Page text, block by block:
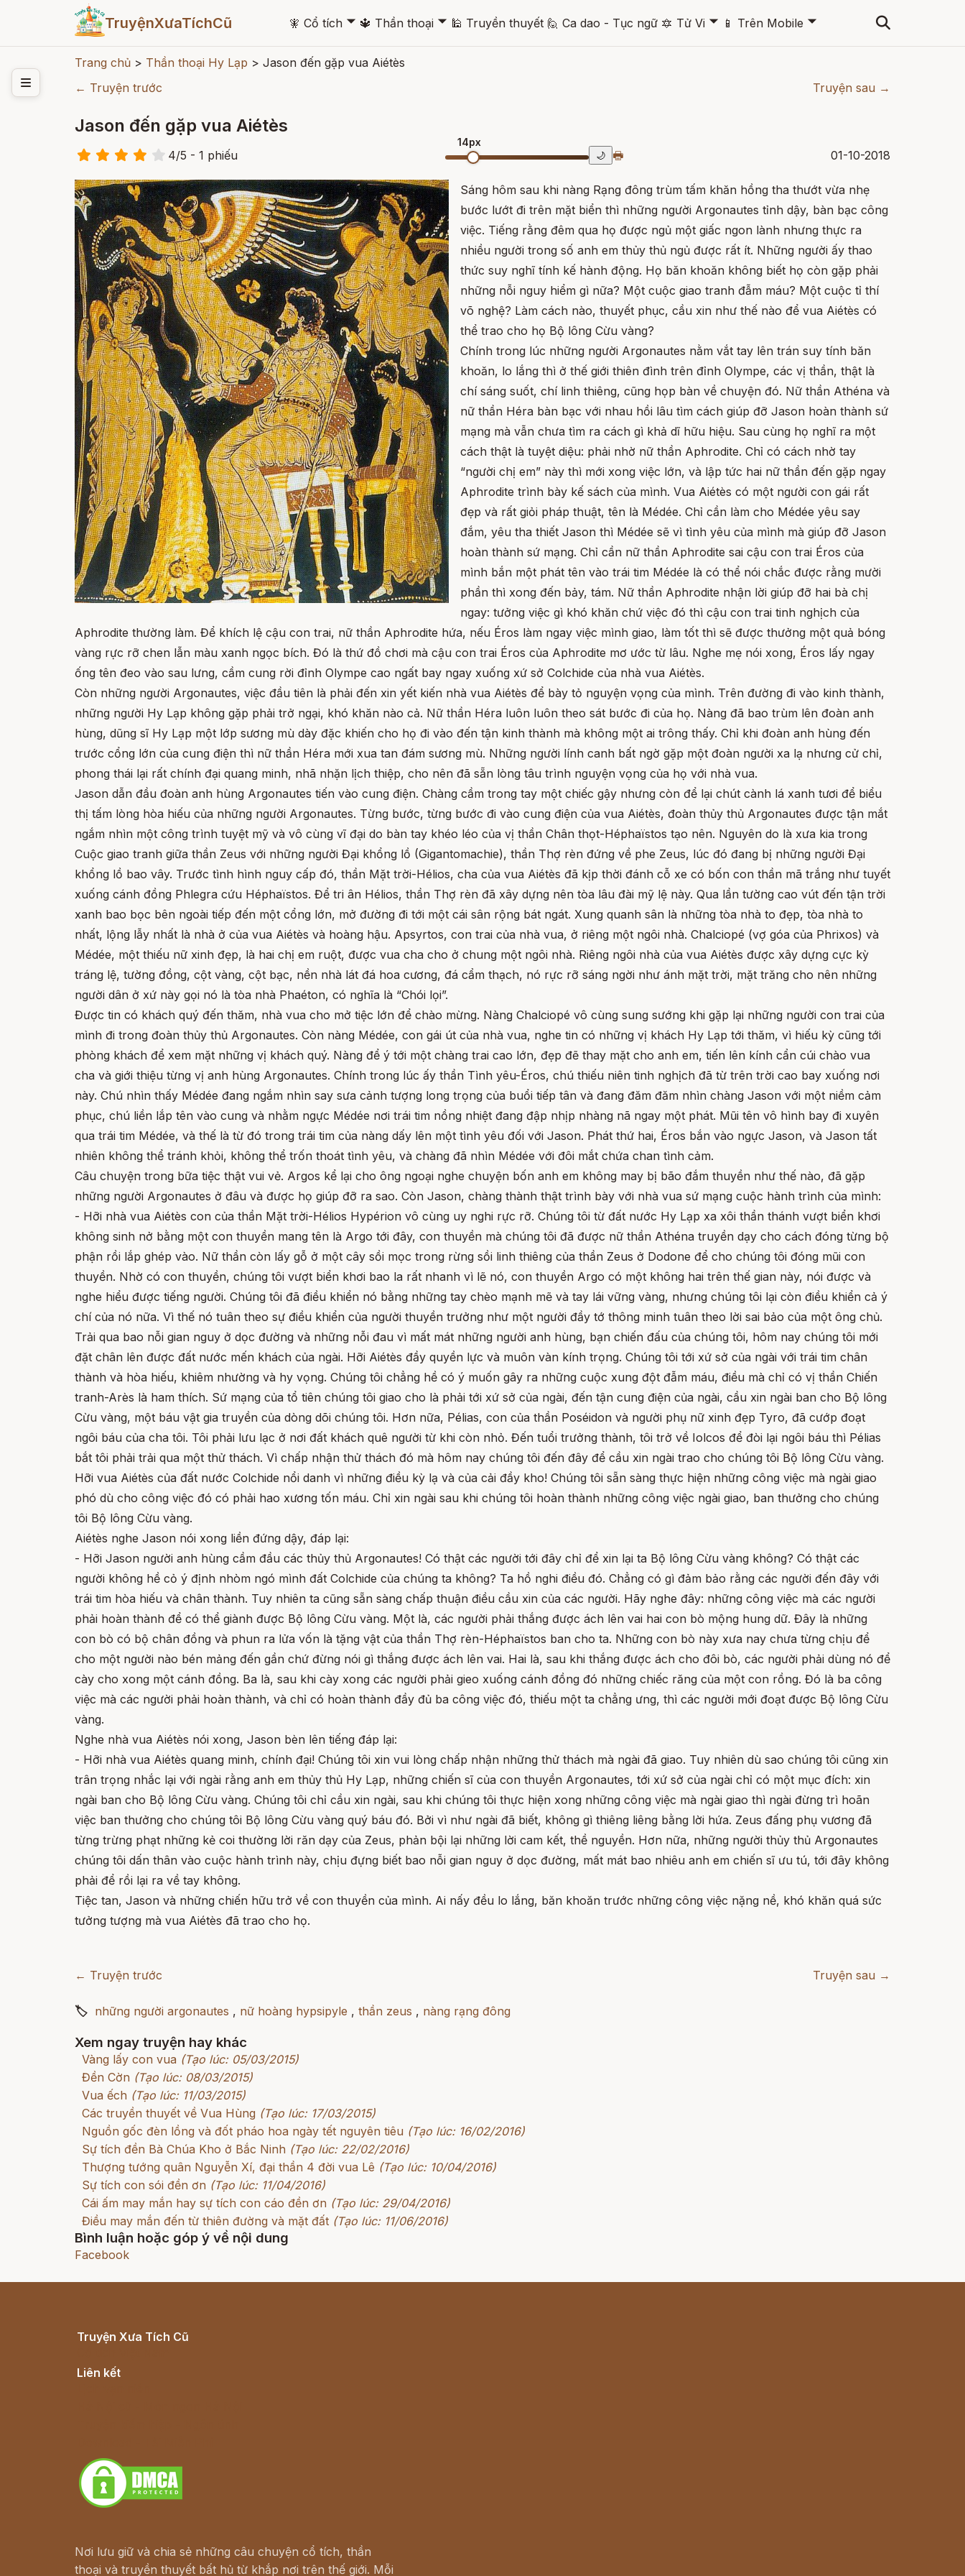
TruyệnXưaTíchCũ 🧚 Cổ tích 🞃 🔱 Thần thoại 🞃 🕌 Truyền thuyết 🙋 Ca dao - Tục ngữ 🔯 Tử Vi 🞃 📱 Trên Mobile 🞃
Trang chủ > Thần thoại Hy Lạp > Jason đến gặp vua Aiétès
← Truyện trước
Truyện sau →
Jason đến gặp vua Aiétès
4/5 - 1 phiếu
14px
🌙 🖶 01-10-2018
Sáng hôm sau khi nàng Rạng đông trùm tấm khăn hồng tha thướt vừa nhẹ
bước lướt đi trên mặt biển thì những người Argonautes tỉnh dậy, bàn bạc công
việc. Tiếng rằng đêm qua họ được ngủ một giấc ngon lành nhưng thực ra
nhiều người trong số anh em thủy thủ ngủ được rất ít. Những người ấy thao
thức suy nghĩ tính kế hành động. Họ băn khoăn không biết họ còn gặp phải
những nỗi nguy hiểm gì nữa? Một cuộc giao tranh đẫm máu? Một cuộc tỉ thí
võ nghệ? Làm cách nào, thuyết phục, cầu xin như thế nào để vua Aiétès có
thể trao cho họ Bộ lông Cừu vàng?
Chính trong lúc những người Argonautes nằm vắt tay lên trán suy tính băn
khoăn, lo lắng thì ở thế giới thiên đình trên đỉnh Olympe, các vị thần, thật là
chí sáng suốt, chí linh thiêng, cũng họp bàn về chuyện đó. Nữ thần Athéna và
nữ thần Héra bàn bạc với nhau hồi lâu tìm cách giúp đỡ Jason hoàn thành sứ
mạng mà vẫn chưa tìm ra cách gì khả dĩ hữu hiệu. Sau cùng họ nghĩ ra một
cách thật là tuyệt diệu: phải nhờ nữ thần Aphrodite. Chỉ có cách nhờ tay
“người chị em” này thì mới xong việc lớn, và lập tức hai nữ thần đến gặp ngay
Aphrodite trình bày kế sách của mình. Vua Aiétès có một người con gái rất
đẹp và rất giỏi pháp thuật, tên là Médée. Chỉ cần làm cho Médée yêu say
đắm, yêu tha thiết Jason thì Médée sẽ vì tình yêu của mình mà giúp đỡ Jason
hoàn thành sứ mạng. Chỉ cần nữ thần Aphrodite sai cậu con trai Éros của
mình bắn một phát tên vào trái tim Médée là có thể nói chắc được rằng mười
phần thì xong đến bảy, tám. Nữ thần Aphrodite nhận lời giúp đỡ hai bà chị
ngay: tưởng việc gì khó khăn chứ việc đó thì cậu con trai tinh nghịch của
Aphrodite thường làm. Để khích lệ cậu con trai, nữ thần Aphrodite hứa, nếu Éros làm ngay việc mình giao, làm tốt thì sẽ được thưởng một quả bóng
vàng rực rỡ chen lẫn màu xanh ngọc bích. Đó là thứ đồ chơi mà cậu con trai Éros của Aphrodite mơ ước từ lâu. Nghe mẹ nói xong, Éros lấy ngay
ống tên đeo vào sau lưng, cầm cung rời đỉnh Olympe cao ngất bay ngay xuống xứ sở Colchide của nhà vua Aiétès.
Còn những người Argonautes, việc đầu tiên là phải đến xin yết kiến nhà vua Aiétès để bày tỏ nguyện vọng của mình. Trên đường đi vào kinh thành,
những người Hy Lạp không gặp phải trở ngại, khó khăn nào cả. Nữ thần Héra luôn luôn theo sát bước đi của họ. Nàng đã bao trùm lên đoàn anh
hùng, dũng sĩ Hy Lạp một lớp sương mù dày đặc khiến cho họ đi vào đến tận kinh thành mà không một ai trông thấy. Chỉ khi đoàn anh hùng đến
trước cổng lớn của cung điện thì nữ thần Héra mới xua tan đám sương mù. Những người lính canh bất ngờ gặp một đoàn người xa lạ nhưng cử chỉ,
phong thái lại rất chính đại quang minh, nhã nhặn lịch thiệp, cho nên đã sẵn lòng tâu trình nguyện vọng của họ với nhà vua.
Jason dẫn đầu đoàn anh hùng Argonautes tiến vào cung điện. Chàng cầm trong tay một chiếc gậy nhưng còn để lại chút cành lá xanh tươi để biểu
thị tấm lòng hòa hiếu của những người Argonautes. Từng bước, từng bước đi vào cung điện của vua Aiétès, đoàn thủy thủ Argonautes được tận mắt
ngắm nhìn một công trình tuyệt mỹ và vô cùng vĩ đại do bàn tay khéo léo của vị thần Chân thọt-Héphaïstos tạo nên. Nguyên do là xưa kia trong
Cuộc giao tranh giữa thần Zeus với những người Đại khổng lồ (Gigantomachie), thần Thợ rèn đứng về phe Zeus, lúc đó đang bị những người Đại
khổng lồ bao vây. Trước tình hình nguy cấp đó, thần Mặt trời-Hélios, cha của vua Aiétès đã kịp thời đánh cỗ xe có bốn con thần mã trắng như tuyết
xuống cánh đồng Phlegra cứu Héphaïstos. Để tri ân Hélios, thần Thợ rèn đã xây dựng nên tòa lâu đài mỹ lệ này. Qua lần tường cao vút đến tận trời
xanh bao bọc bên ngoài tiếp đến một cổng lớn, mở đường đi tới một cái sân rộng bát ngát. Xung quanh sân là những tòa nhà to đẹp, tòa nhà to
nhất, lộng lẫy nhất là nhà ở của vua Aiétès và hoàng hậu. Apsyrtos, con trai của nhà vua, ở riêng một ngôi nhà. Chalciopé (vợ góa của Phrixos) và
Médée, một thiếu nữ xinh đẹp, là hai chị em ruột, được vua cha cho ở chung một ngôi nhà. Riêng ngôi nhà của vua Aiétès được xây dựng cực kỳ
tráng lệ, tường đồng, cột vàng, cột bạc, nền nhà lát đá hoa cương, đá cẩm thạch, nó rực rỡ sáng ngời như ánh mặt trời, mặt trăng cho nên những
người dân ở xứ này gọi nó là tòa nhà Phaéton, có nghĩa là “Chói lọi”.
Được tin có khách quý đến thăm, nhà vua cho mở tiệc lớn để chào mừng. Nàng Chalciopé vô cùng sung sướng khi gặp lại những người con trai của
mình đi trong đoàn thủy thủ Argonautes. Còn nàng Médée, con gái út của nhà vua, nghe tin có những vị khách Hy Lạp tới thăm, vì hiếu kỳ cũng tới
phòng khách để xem mặt những vị khách quý. Nàng để ý tới một chàng trai cao lớn, đẹp đẽ thay mặt cho anh em, tiến lên kính cẩn cúi chào vua
cha và giới thiệu từng vị anh hùng Argonautes. Chính trong lúc ấy thần Tình yêu-Éros, chú thiếu niên tinh nghịch đã từ trên trời cao bay xuống nơi
này. Chú nhìn thấy Médée đang ngắm nhìn say sưa cảnh tượng long trọng của buổi tiếp tân và đang đăm đăm nhìn chàng Jason với một niềm cảm
phục, chú liền lắp tên vào cung và nhằm ngực Médée nơi trái tim nồng nhiệt đang đập nhịp nhàng nã ngay một phát. Mũi tên vô hình bay đi xuyên
qua trái tim Médée, và thế là từ đó trong trái tim của nàng dấy lên một tình yêu đối với Jason. Phát thứ hai, Éros bắn vào ngực Jason, và Jason tất
nhiên không thể tránh khỏi, không thể trốn thoát tình yêu, và chàng đã nhìn Médée với đôi mắt chứa chan tình cảm.
Câu chuyện trong bữa tiệc thật vui vẻ. Argos kể lại cho ông ngoại nghe chuyện bốn anh em không may bị bão đắm thuyền như thế nào, đã gặp
những người Argonautes ở đâu và được họ giúp đỡ ra sao. Còn Jason, chàng thành thật trình bày với nhà vua sứ mạng cuộc hành trình của mình:
- Hỡi nhà vua Aiétès con của thần Mặt trời-Hélios Hypérion vô cùng uy nghi rực rỡ. Chúng tôi từ đất nước Hy Lạp xa xôi thần thánh vượt biển khơi
không sinh nở bằng một con thuyền mang tên là Argo tới đây, con thuyền mà chúng tôi đã được nữ thần Athéna truyền dạy cho cách đóng từng bộ
phận rồi lắp ghép vào. Nữ thần còn lấy gỗ ở một cây sồi mọc trong rừng sồi linh thiêng của thần Zeus ở Dodone để cho chúng tôi đóng mũi con
thuyền. Nhờ có con thuyền, chúng tôi vượt biển khơi bao la rất nhanh vì lẽ nó, con thuyền Argo có một không hai trên thế gian này, nói được và
nghe hiểu được tiếng người. Chúng tôi đã điều khiển nó bằng những tay chèo mạnh mẽ và tay lái vững vàng, nhưng chúng tôi lại còn điều khiển cả ý
chí của nó nữa. Vì thế nó tuân theo sự điều khiển của người thuyền trưởng như một người đầy tớ thông minh tuân theo lời sai bảo của một ông chủ.
Trải qua bao nỗi gian nguy ở dọc đường và những nỗi đau vì mất mát những người anh hùng, bạn chiến đấu của chúng tôi, hôm nay chúng tôi mới
đặt chân lên được đất nước mến khách của ngài. Hỡi Aiétès đầy quyền lực và muôn vàn kính trọng. Chúng tôi tới xứ sở của ngài với trái tim chân
thành và hòa hiếu, khiêm nhường và hy vọng. Chúng tôi chẳng hề có ý muốn gây ra những cuộc xung đột đẫm máu, điều mà chỉ có vị thần Chiến
tranh-Arès là ham thích. Sứ mạng của tổ tiên chúng tôi giao cho là phải tới xứ sở của ngài, đến tận cung điện của ngài, cầu xin ngài ban cho Bộ lông
Cừu vàng, một báu vật gia truyền của dòng dõi chúng tôi. Hơn nữa, Pélias, con của thần Poséidon và người phụ nữ xinh đẹp Tyro, đã cướp đoạt
ngôi báu của cha tôi. Tôi phải lưu lạc ở nơi đất khách quê người từ khi còn nhỏ. Đến tuổi trưởng thành, tôi trở về Iolcos để đòi lại ngôi báu thì Pélias
bắt tôi phải trải qua một thử thách. Vì chấp nhận thử thách đó mà hôm nay chúng tôi đến đây để cầu xin ngài trao cho chúng tôi Bộ lông Cừu vàng.
Hỡi vua Aiétès của đất nước Colchide nổi danh vì những điều kỳ lạ và của cải đầy kho! Chúng tôi sẵn sàng thực hiện những công việc mà ngài giao
phó dù cho công việc đó có phải hao xương tốn máu. Chỉ xin ngài sau khi chúng tôi hoàn thành những công việc ngài giao, ban thưởng cho chúng
tôi Bộ lông Cừu vàng.
Aiétès nghe Jason nói xong liền đứng dậy, đáp lại:
- Hỡi Jason người anh hùng cầm đầu các thủy thủ Argonautes! Có thật các người tới đây chỉ để xin lại ta Bộ lông Cừu vàng không? Có thật các
người không hề cỏ ý định nhòm ngó mình đất Colchide của chúng ta không? Ta hồ nghi điều đó. Chẳng có gì đảm bảo rằng các người đến đây với
trái tim hòa hiếu và chân thành. Tuy nhiên ta cũng sẵn sàng chấp thuận điều cầu xin của các người. Hãy nghe đây: những công việc mà các người
phải hoàn thành để có thể giành được Bộ lông Cừu vàng. Một là, các người phải thắng được ách lên vai hai con bò mộng hung dữ. Đây là những
con bò có bộ chân đồng và phun ra lửa vốn là tặng vật của thần Thợ rèn-Héphaïstos ban cho ta. Những con bò này xưa nay chưa từng chịu để
cho một người nào bén mảng đến gần chứ đừng nói gì thắng được ách lên vai. Hai là, sau khi thắng được ách cho đôi bò, các người phải dùng nó để
cày cho xong một cánh đồng. Ba là, sau khi cày xong các người phải gieo xuống cánh đồng đó những chiếc răng của một con rồng. Đó là ba công
việc mà các người phải hoàn thành, và chỉ có hoàn thành đầy đủ ba công việc đó, thiếu một ta chẳng ưng, thì các người mới đoạt được Bộ lông Cừu
vàng.
Nghe nhà vua Aiétès nói xong, Jason bèn lên tiếng đáp lại:
- Hỡi nhà vua Aiétès quang minh, chính đại! Chúng tôi xin vui lòng chấp nhận những thử thách mà ngài đã giao. Tuy nhiên dù sao chúng tôi cũng xin
trân trọng nhắc lại với ngài rằng anh em thủy thủ Hy Lạp, những chiến sĩ của con thuyền Argonautes, tới xứ sở của ngài chỉ có một mục đích: xin
ngài ban cho Bộ lông Cừu vàng. Chúng tôi chỉ cầu xin ngài, sau khi chúng tôi thực hiện xong những công việc mà ngài giao thì ngài đừng trì hoãn
việc ban thưởng cho chúng tôi Bộ lông Cừu vàng quý báu đó. Bởi vì như ngài đã biết, không gì thiêng liêng bằng lời hứa. Zeus đấng phụ vương đã
từng trừng phạt những kẻ coi thường lời răn dạy của Zeus, phản bội lại những lời cam kết, thề nguyền. Hơn nữa, những người thủy thủ Argonautes
chúng tôi dấn thân vào cuộc hành trình này, chịu đựng biết bao nỗi gian nguy ở dọc đường, mất mát bao nhiêu anh em chiến sĩ ưu tú, tới đây không
phải để rồi lại ra về tay không.
Tiệc tan, Jason và những chiến hữu trở về con thuyền của mình. Ai nấy đều lo lắng, băn khoăn trước những công việc nặng nề, khó khăn quá sức
tưởng tượng mà vua Aiétès đã trao cho họ.
← Truyện trước Truyện sau →
🏷 những người argonautes , nữ hoàng hypsipyle , thần zeus , nàng rạng đông
Xem ngay truyện hay khác
Vàng lấy con vua (Tạo lúc: 05/03/2015)
Đền Cờn (Tạo lúc: 08/03/2015)
Vua ếch (Tạo lúc: 11/03/2015)
Các truyền thuyết về Vua Hùng (Tạo lúc: 17/03/2015)
Nguồn gốc đèn lồng và đốt pháo hoa ngày tết nguyên tiêu (Tạo lúc: 16/02/2016)
Sự tích đền Bà Chúa Kho ở Bắc Ninh (Tạo lúc: 22/02/2016)
Thượng tướng quân Nguyễn Xí, đại thần 4 đời vua Lê (Tạo lúc: 10/04/2016)
Sự tích con sói đền ơn (Tạo lúc: 11/04/2016)
Cái ấm may mắn hay sự tích con cáo đền ơn (Tạo lúc: 29/04/2016)
Điều may mắn đến từ thiên đường và mặt đất (Tạo lúc: 11/06/2016)
Bình luận hoặc góp ý về nội dung
Facebook
Truyện Xưa Tích Cũ
Liên kết
Nơi lưu giữ và chia sẻ những câu chuyện cổ tích, thần
thoại và truyền thuyết bất hủ từ khắp nơi trên thế giới. Mỗi